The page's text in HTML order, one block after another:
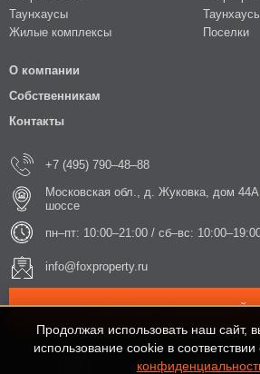
Таунхаусы
Жилые комплексы
Поселки
О компании
Собственникам
Контакты
+7 (495) 790–48–88
Московская обл., д. Жуковка, дом 44А
шоссе
пн–пт: 10:00–21:00 / сб–вс:
info@foxproperty.ru
ЗАКАЗАТЬ ОБРАТНЫЙ
Продолжая использовать наш сайт,
использование cookie в